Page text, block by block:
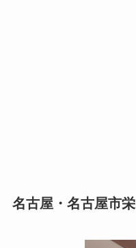
名古屋・名古屋市栄